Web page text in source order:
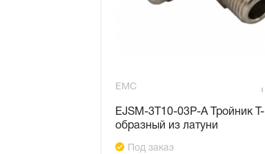
EMC
EJSM-3T10-03P-A Тройник Т-
образный из латуни
Под заказ